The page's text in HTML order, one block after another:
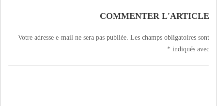
COMMENTER L'ARTICLE
Votre adresse e-mail ne sera pas publiée. Les champs obligatoires sont
indiqués avec
*